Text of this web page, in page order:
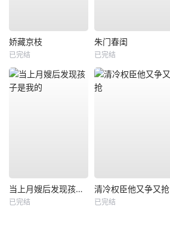
娇藏京枝
已完结
朱门春闺
已完结
当上月嫂后发现孩子是我的
已完结
清冷权臣他又争又抢
已完结